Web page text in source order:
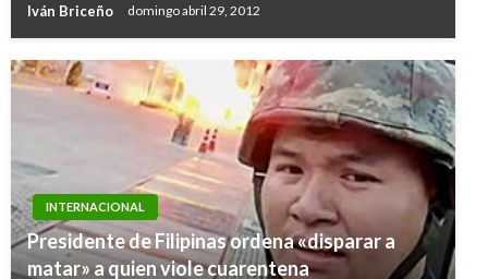
Iván Briceño domingo abril 29, 2012
INTERNACIONAL
Presidente de Filipinas ordena «disparar a
matar» a quien viole cuarentena